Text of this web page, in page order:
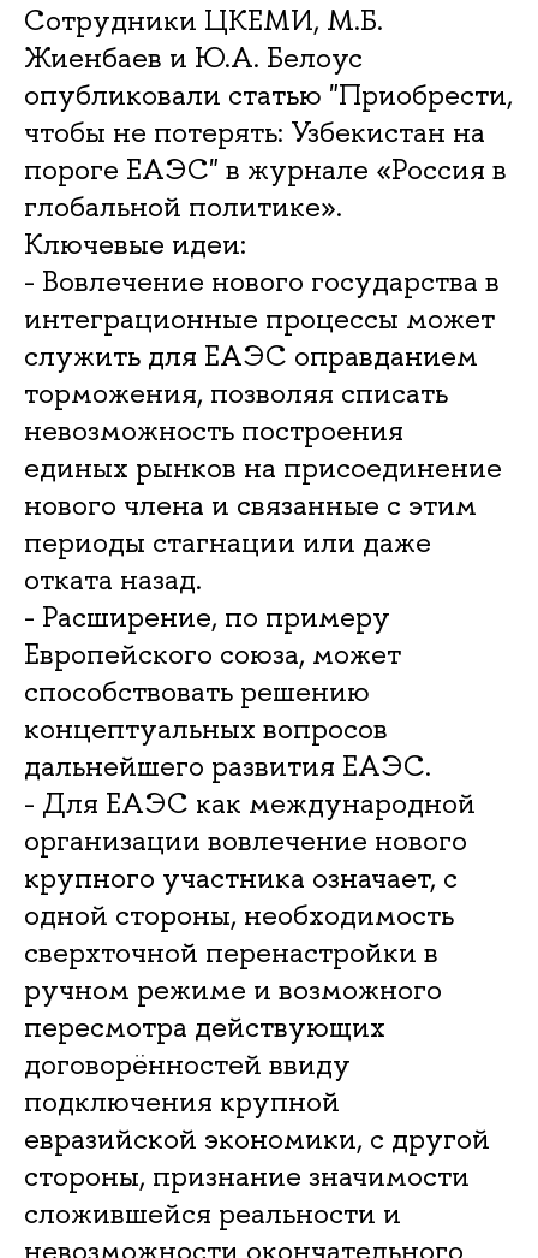
Сотрудники ЦКЕМИ, М.Б.
Жиенбаев и Ю.А. Белоус
опубликовали статью "Приобрести,
чтобы не потерять: Узбекистан на
пороге ЕАЭС" в журнале «Россия в
глобальной политике».
Ключевые идеи:
- Вовлечение нового государства в
интеграционные процессы может
служить для ЕАЭС оправданием
торможения, позволяя списать
невозможность построения
единых рынков на присоединение
нового члена и связанные с этим
периоды стагнации или даже
отката назад.
- Расширение, по примеру
Европейского союза, может
способствовать решению
концептуальных вопросов
дальнейшего развития ЕАЭС.
- Для ЕАЭС как международной
организации вовлечение нового
крупного участника означает, с
одной стороны, необходимость
сверхточной перенастройки в
ручном режиме и возможного
пересмотра действующих
договорённостей ввиду
подключения крупной
евразийской экономики, с другой
стороны, признание значимости
сложившейся реальности и
невозможности окончательного